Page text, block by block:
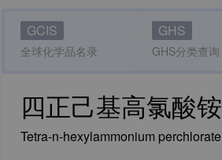
GCIS
全球化学品名录
GHS
GHS分类查询
四正己基高氯酸铵
Tetra-n-hexylammonium perchlorate